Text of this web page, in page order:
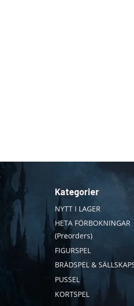
Kategorier
NYTT I LAGER
HETA FÖRBOKNINGAR
(Preorders)
FIGURSPEL
BRÄDSPEL &
PUSSEL
KORTSPEL